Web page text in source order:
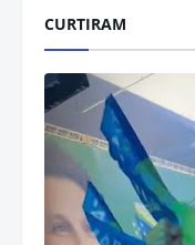
CURTIRAM